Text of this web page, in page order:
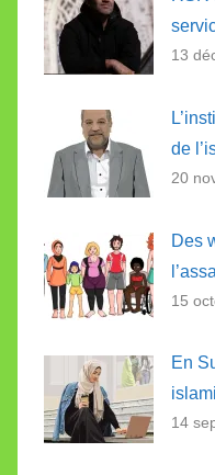
13
de
20
Des
15
En
14